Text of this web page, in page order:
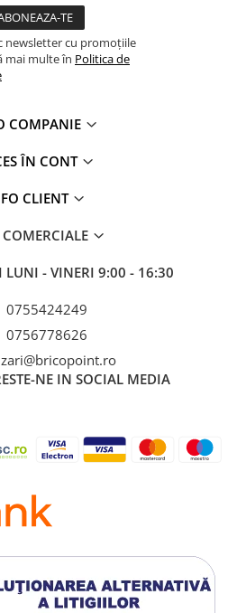
și
newsletter cu promoțiile
mai multe în Politica de
COMPANIE
ÎN CONT
CLIENT
COMERCIALE
LUNI - VINERI 9:00 - 16:30
0755424249
0756778626
NE IN SOCIAL MEDIA